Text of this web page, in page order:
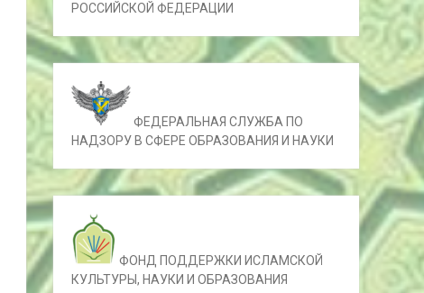
РОССИЙСКОЙ ФЕДЕРАЦИИ
ФЕДЕРАЛЬНАЯ СЛУЖБА ПО
НАДЗОРУ В СФЕРЕ ОБРАЗОВАНИЯ И НАУКИ
ФОНД ПОДДЕРЖКИ ИСЛАМСКОЙ
КУЛЬТУРЫ, НАУКИ И ОБРАЗОВАНИЯ